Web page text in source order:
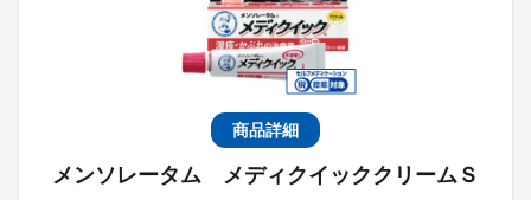
商品詳細
メンソレータム メディクイッククリームＳ